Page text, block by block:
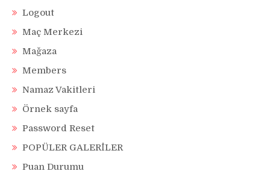
Logout
Maç Merkezi
Mağaza
Members
Namaz Vakitleri
Örnek sayfa
Password Reset
POPÜLER GALERİLER
Puan Durumu